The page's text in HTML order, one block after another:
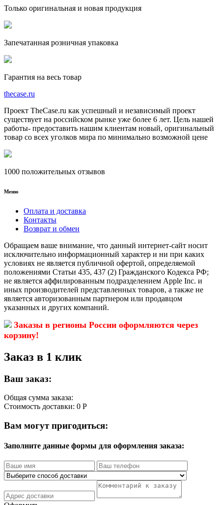
Только оригинальная и новая продукция
Запечатанная розничная упаковка
Гарантия на весь товар
thecase.ru
Проект TheCase.ru как успешный и независимый проект
существует на российском рынке уже более 6 лет. Цель нашей
работы- предоставить нашим клиентам новый, оригинальный
товар со всех уголков мира по минимально возможной цене
1000 положительных отзывов
Меню
Оплата и доставка
Контакты
Возврат и обмен
Обращаем ваше внимание, что данный интернет-сайт носит
исключительно информационный характер и ни при каких
условиях не является публичной офертой, определяемой
положениями Статьи 435, 437 (2) Гражданского Кодекса РФ;
не является аффилированным подразделением Apple Inc. и
иных производителей представленных товаров, а также не
является авторизованным партнером или продавцом
указанных и других компаний.
Заказы в регионы России оформляются через
корзину!
Заказ в 1 клик
Ваш заказ:
Общая сумма заказа:
Стоимость доставки: 0 Р
Вам могут пригодиться:
Заполните данные формы для оформления заказа: